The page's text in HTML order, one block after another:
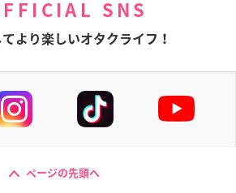
SNS
より楽しいオタクライフ！
ページの先頭へ